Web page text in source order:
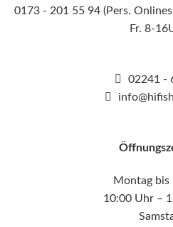
0173 - 201 55 94 (Pers.
Fr. 8-
02241 -
Montag bis
10:00 Uhr –